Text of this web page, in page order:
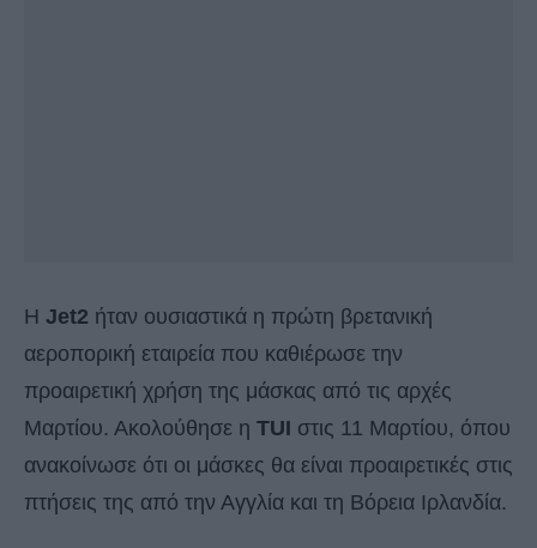
H Jet2 ήταν ουσιαστικά η πρώτη βρετανική
αεροπορική εταιρεία που καθιέρωσε την
προαιρετική χρήση της μάσκας από τις αρχές
Μαρτίου. Ακολούθησε η TUI στις 11 Μαρτίου, όπου
ανακοίνωσε ότι οι μάσκες θα είναι προαιρετικές στις
πτήσεις της από την Αγγλία και τη Βόρεια Ιρλανδία.